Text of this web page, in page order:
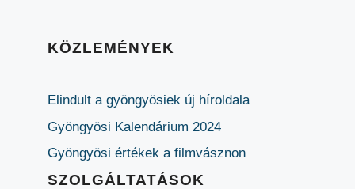
KÖZLEMÉNYEK
Elindult a gyöngyösiek új híroldala
Gyöngyösi Kalendárium 2024
Gyöngyösi értékek a filmvásznon
SZOLGÁLTATÁSOK